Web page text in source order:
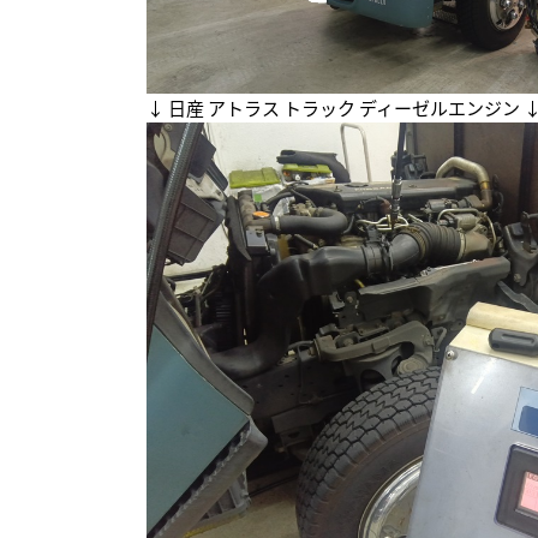
↓ 日産 アトラス トラック ディーゼルエンジン